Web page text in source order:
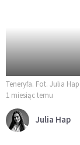
Teneryfa. Fot. Julia Hap
1 miesiąc temu
Julia Hap